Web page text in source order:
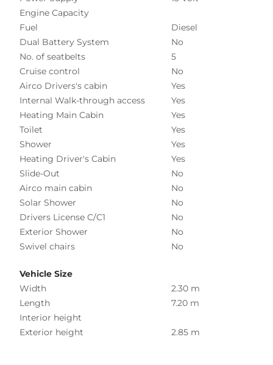
Engine Capacity
Fuel
Diesel
Dual Battery System
No
No. of seatbelts
5
Cruise control
No
Airco Drivers's cabin
Yes
Internal Walk-through access
Yes
Heating Main Cabin
Yes
Toilet
Yes
Shower
Yes
Heating Driver's Cabin
Yes
Slide-Out
No
Airco main cabin
No
Solar Shower
No
Drivers License C/C1
No
Exterior Shower
No
Swivel chairs
No
Vehicle Size
Width
2.30 m
Length
7.20 m
Interior height
Exterior height
2.85 m